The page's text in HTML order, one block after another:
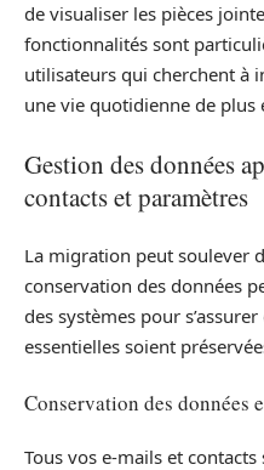
de visualiser les pièces
fonctionnalités sont
utilisateurs qui cherchent à
une vie quotidienne de plus
Gestion des données
contacts et paramètres
La migration peut soulever
conservation des données
des systèmes pour
essentielles soient
Conservation des données
Tous vos e-mails et